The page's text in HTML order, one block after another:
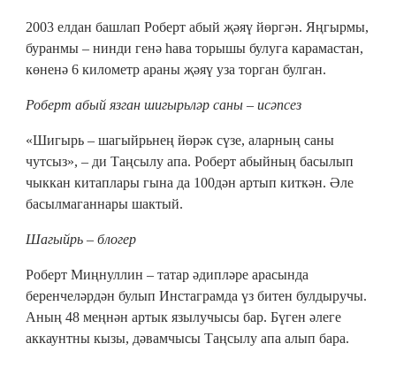
2003 елдан башлап Роберт абый җәяү йөргән. Яңгырмы,
буранмы – нинди генә һава торышы булуга карамастан,
көненә 6 километр араны җәяү уза торган булган.
Роберт абый язган шигырьләр саны – исәпсез
«Шигырь – шагыйрьнең йөрәк сүзе, аларның саны
чутсыз», – ди Таңсылу апа. Роберт абыйның басылып
чыккан китаплары гына да 100дән артып киткән. Әле
басылмаганнары шактый.
Шагыйрь – блогер
Роберт Миңнуллин – татар әдипләре арасында
беренчеләрдән булып Инстаграмда үз битен булдыручы.
Аның 48 меңнән артык язылучысы бар. Бүген әлеге
аккаунтны кызы, дәвамчысы Таңсылу апа алып бара.